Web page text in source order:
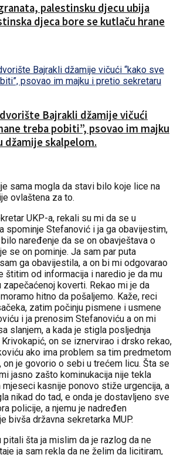
palestinsku djecu ubija
djeca bore se kutlaču hrane
Bajrakli džamije vičući
treba pobiti”, psovao im majku
skalpelom.
sama mogla da stavi bilo koje lice na
ovlaštena za to.
UKP-a, rekali su mi da se u
spominje Stefanović i ja ga obavijestim,
naređenje da se on obavještava o
se on pominje. Ja sam par puta
ga obavijestila, a on bi mi odgovarao
štitim od informacija i naredio je da mu
koverti. Rekao mi je da
hitno da pošaljemo. Kaže, reci
zatim počinju pismene i usmene
i ja prenosim Stefanoviću a on mi
slanjem, a kada je stigla posljednja
on se iznervirao i drsko rekao,
ako ima problem sa tim predmetom
on je govorio o sebi u trećem licu. Šta se
jasno zašto kominukacija nije tekla
kasnije ponovo stiže urgencija, a
nikad do tad, e onda je dostavljeno sve
policije, a njemu je nadređen
bivša državna sekretarka MUP.
pitali šta ja mislim da je razlog da ne
ja sam rekla da ne želim da licitiram,